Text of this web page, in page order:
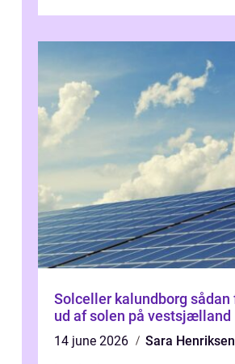
Solceller kalundborg sådan får du mest
ud af solen på vestsjælland
14 june 2026
Sara Henriksen